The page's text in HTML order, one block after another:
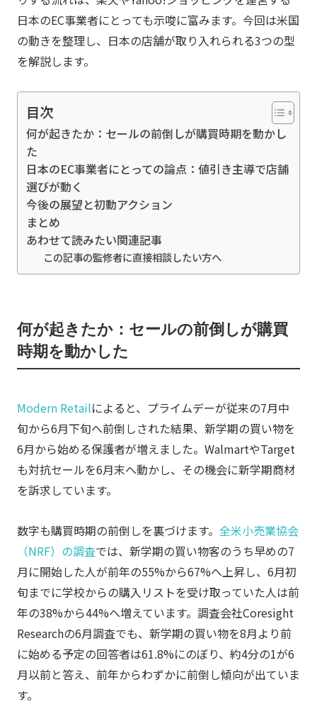
日本のEC事業者にとっても示唆に富みます。今回は米国
の動きを整理し、日本の店舗が取り入れられる3つの型
を解説します。
目次
何が起きたか：セールの前倒しが購買時期を動かし
た
日本のEC事業者にとっての論点：値引き主導で店舗
選びが動く
今後の展望と初動アクション
まとめ
あわせて読みたい関連記事
この記事の監修者に直接相談したい方へ
何が起きたか：セールの前倒しが購買
時期を動かした
Modern Retailによると、プライムデーが従来の7月中
旬から6月下旬へ前倒しされた結果、新学期の買い物を
6月から始める保護者が増えました。WalmartやTarget
も対抗セールを6月末へ動かし、その機会に新学期商材
を訴求しています。
数字も購買時期の前倒しを裏づけます。 全米小売業協会
（NRF）の調査では、新学期の買い物客のうち早めの7
月に開始した人が前年の55%から67%へ上昇し、6月初
旬までに学校からの購入リストを受け取っていた人は前
年の38%から44%へ増えています。調査会社Coresight
Researchの6月調査でも、新学期の買い物を8月より前
に始める予定の回答者は61.8%にのぼり、約4分の1が6
月以前と答え、前年からわずかに前倒し傾向が出ていま
す。